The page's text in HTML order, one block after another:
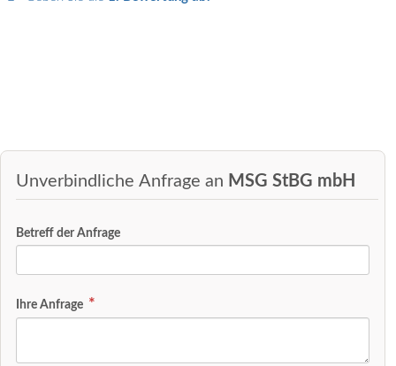
Unverbindliche Anfrage an MSG StBG mbH
Betreff der Anfrage
Ihre Anfrage